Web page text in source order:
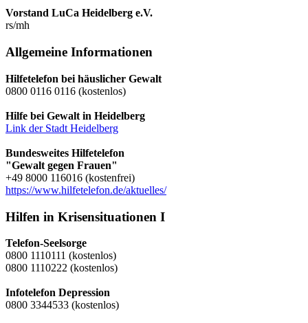
Vorstand LuCa Heidelberg e.V.
rs/mh
Allgemeine Informationen
Hilfetelefon bei häuslicher Gewalt
0800 0116 0116 (kostenlos)
Hilfe bei Gewalt in Heidelberg
Link der Stadt Heidelberg
Bundesweites Hilfetelefon
"Gewalt gegen Frauen"
+49 8000 116016 (kostenfrei)
https://www.hilfetelefon.de/aktuelles/
Hilfen in Krisensituationen I
Telefon-Seelsorge
0800 1110111 (kostenlos)
0800 1110222 (kostenlos)
Infotelefon Depression
0800 3344533 (kostenlos)